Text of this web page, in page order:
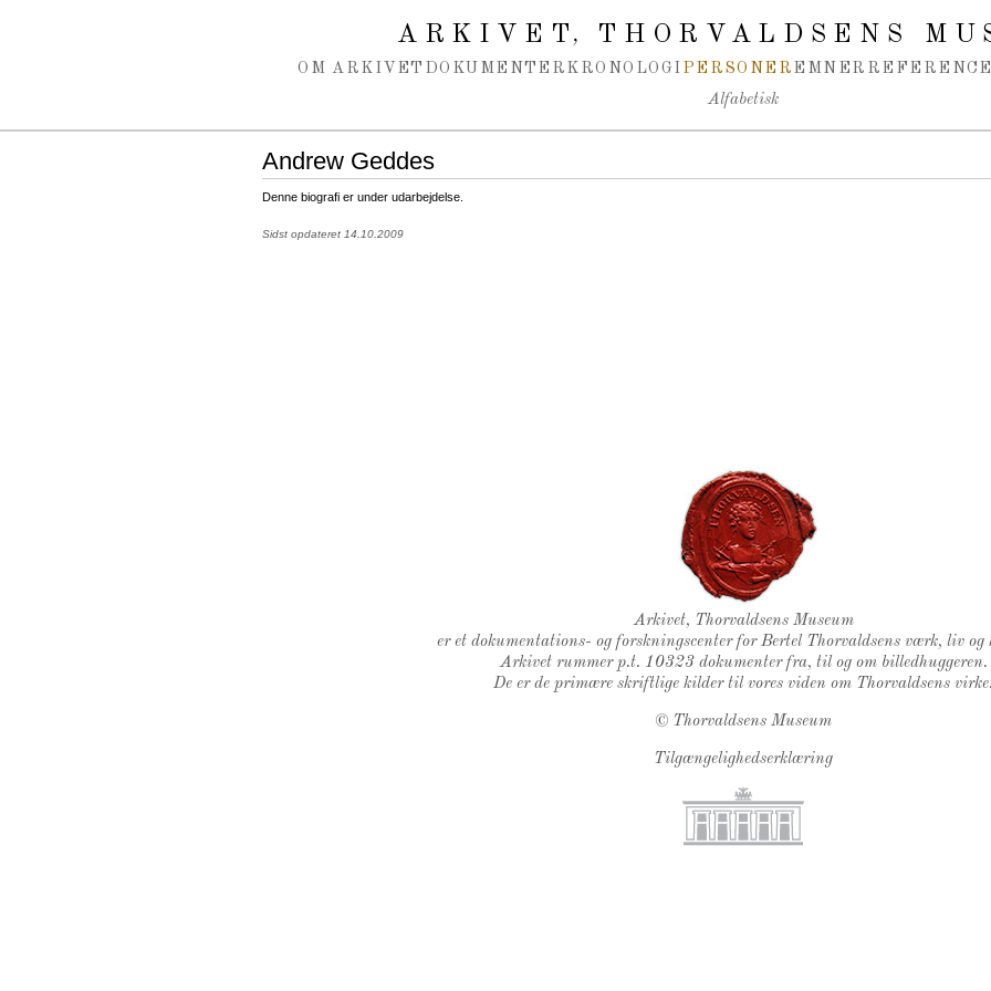
ARKIVET, THORVALDSENS
OM ARKIVET DOKUMENTER KRONOLOGI PERSONER EMNER
Alfabetisk
Andrew Geddes
Denne biografi er under udarbejdelse.
Sidst opdateret 14.10.2009
Thorvaldsens Segl
Arkivet, Thorvaldsens Museum
er et dokumentations- og forskningscenter for Bertel Thorvaldsens værk, liv og
Arkivet rummer p.t. 10323 dokumenter fra, til og om billedhuggeren.
De er de primære skriftlige kilder til vores viden om Thorvaldsens virke.
© Thorvaldsens Museum
Tilgængelighedserklæring